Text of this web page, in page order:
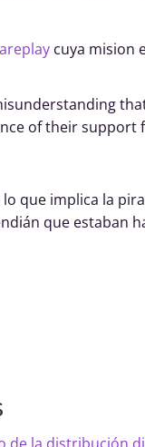
cuya mision
of their support
que implica la
que estaban